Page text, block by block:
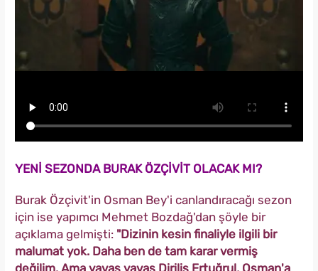
YENİ SEZONDA BURAK ÖZÇİVİT OLACAK MI?
Burak Özçivit'in Osman Bey'i canlandıracağı sezon
için ise yapımcı Mehmet Bozdağ'dan şöyle bir
açıklama gelmişti: "Dizinin kesin finaliyle ilgili bir
malumat yok. Daha ben de tam karar vermiş